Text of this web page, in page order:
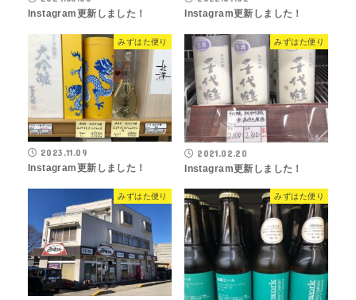
Instagram更新しました！ Instagram更新しました！
みずはた便り
2023.11.09
Instagram更新しました！
みずはた便り
2021.02.20
Instagram更新しました！
みずはた便り みずはた便り